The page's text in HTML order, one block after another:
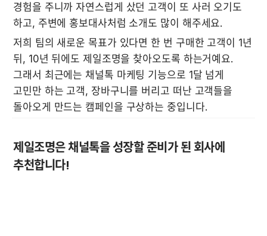
경험을 주니까 자연스럽게 샀던 고객이 또 사러 오기도
하고, 주변에 홍보대사처럼 소개도 많이 해주세요.
저희 팀의 새로운 목표가 있다면 한 번 구매한 고객이 1년
뒤, 10년 뒤에도 제일조명을 찾아오도록 하는거예요.
그래서 최근에는 채널톡 마케팅 기능으로 1달 넘게
고민만 하는 고객, 장바구니를 버리고 떠난 고객들을
돌아오게 만드는 캠페인을 구상하는 중입니다.
제일조명은 채널톡을 성장할 준비가 된 회사에
추천합니다!